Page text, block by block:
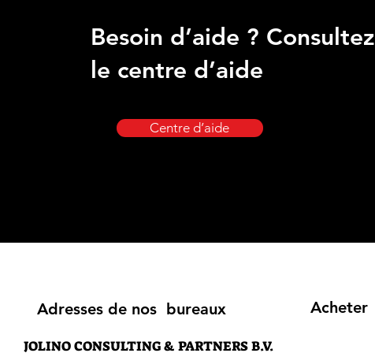
Besoin d’aide ? Consultez
le centre d’aide
Centre d’aide
Adresses de nos bureaux
JOLINO CONSULTING & PARTNERS B.V.
Acheter